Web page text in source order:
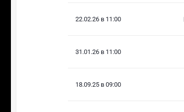
22.02.26 в 11:00
31.01.26 в 11:00
18.09.25 в 09:00